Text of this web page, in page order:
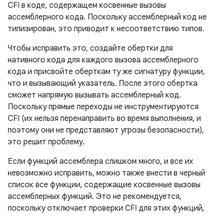
CFI в коде, содержащем косвенные вызовы
ассемблерного кода. Поскольку ассемблерный код не
типизирован, это приводит к несоответствию типов.
Чтобы исправить это, создайте обертки для
нативного кода для каждого вызова ассемблерного
кода и присвойте оберткам ту же сигнатуру функции,
что и вызывающий указатель. После этого обертка
сможет напрямую вызывать ассемблерный код.
Поскольку прямые переходы не инструментируются
CFI (их нельзя перенаправить во время выполнения, и
поэтому они не представляют угрозы безопасности),
это решит проблему.
Если функций ассемблера слишком много, и все их
невозможно исправить, можно также внести в черный
список все функции, содержащие косвенные вызовы
ассемблерных функций. Это не рекомендуется,
поскольку отключает проверки CFI для этих функций,